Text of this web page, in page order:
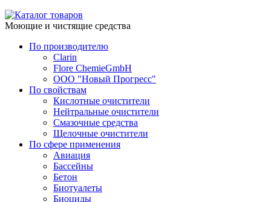
Моющие и чистящие средства
По производителю
Clarin
Flore ChemieGmbH
ООО "Новый Прогресс"
По свойствам
Кислотные очистители
Нейтральные очистители
Смазочные средства
Щелочные очистители
По сфере применения
Авиация
Бассейны
Бетон
Биотуалеты
Биоциды